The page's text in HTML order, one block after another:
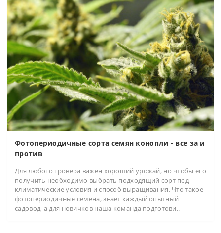
Фотопериодичные сорта семян конопли - все за и
против
Для любого гровера важен хороший урожай, но чтобы его
получить необходимо выбрать подходящий сорт под
климатические условия и способ выращивания. Что такое
фотопериодичные семена, знает каждый опытный
садовод, а для новичков наша команда подготови..